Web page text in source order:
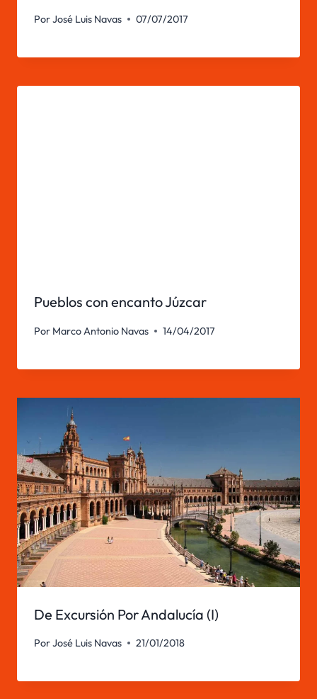
PorJosé Luis Navas 07/07/2017
Pueblos con encanto Júzcar
Por Marco Antonio Navas 14/04/2017
De Excursión Por Andalucía (I)
PorJosé Luis Navas 21/01/2018